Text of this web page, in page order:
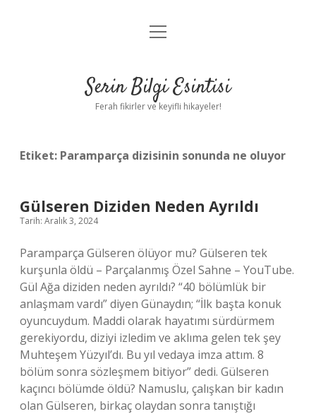
Anasayfa
Yasal Uyarı
menüyü
Serin Bilgi Esintisi
Ferah fikirler ve keyifli hikayeler!
Etiket: Paramparça dizisinin sonunda ne oluyor
Gülseren Diziden Neden Ayrıldı
Tarih: Aralık 3, 2024
Paramparça Gülseren ölüyor mu? Gülseren tek
kurşunla öldü – Parçalanmış Özel Sahne – YouTube.
Gül Ağa diziden neden ayrıldı? “40 bölümlük bir
anlaşmam vardı” diyen Günaydın; “İlk başta konuk
oyuncuydum. Maddi olarak hayatımı sürdürmem
gerekiyordu, diziyi izledim ve aklıma gelen tek şey
Muhteşem Yüzyıl’dı. Bu yıl vedaya imza attım. 8
bölüm sonra sözleşmem bitiyor” dedi. Gülseren
kaçıncı bölümde öldü? Namuslu, çalışkan bir kadın
olan Gülseren, birkaç olaydan sonra tanıştığı